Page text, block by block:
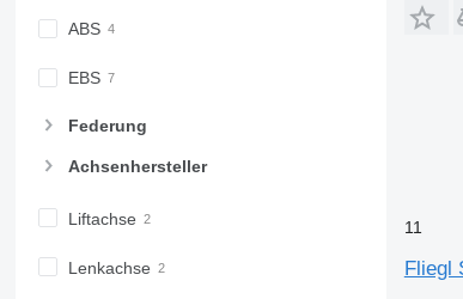
ABS
EBS
Federung
Achsenhersteller
Liftachse
Lenkachse
11
Fliegl